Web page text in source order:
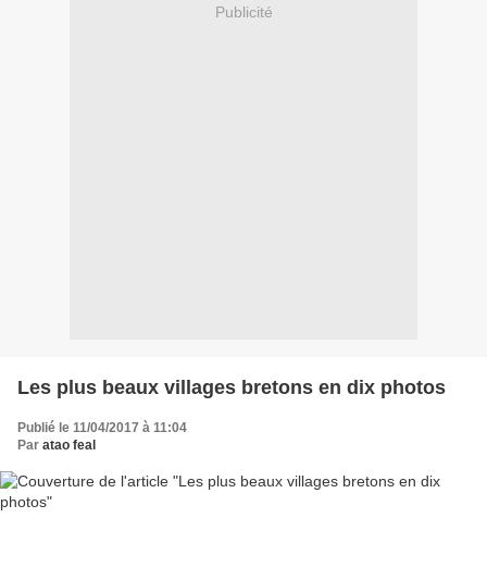
Publicité
Les plus beaux villages bretons en dix photos
Publié le 11/04/2017 à 11:04
Par atao feal